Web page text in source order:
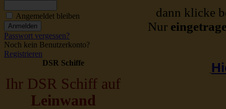
Angemeldet bleiben
Passwort vergessen?
Noch kein Benutzerkonto?
Registrieren
DSR Schiffe
Ihr DSR Schiff auf
Leinwand
dann klicke
Nur